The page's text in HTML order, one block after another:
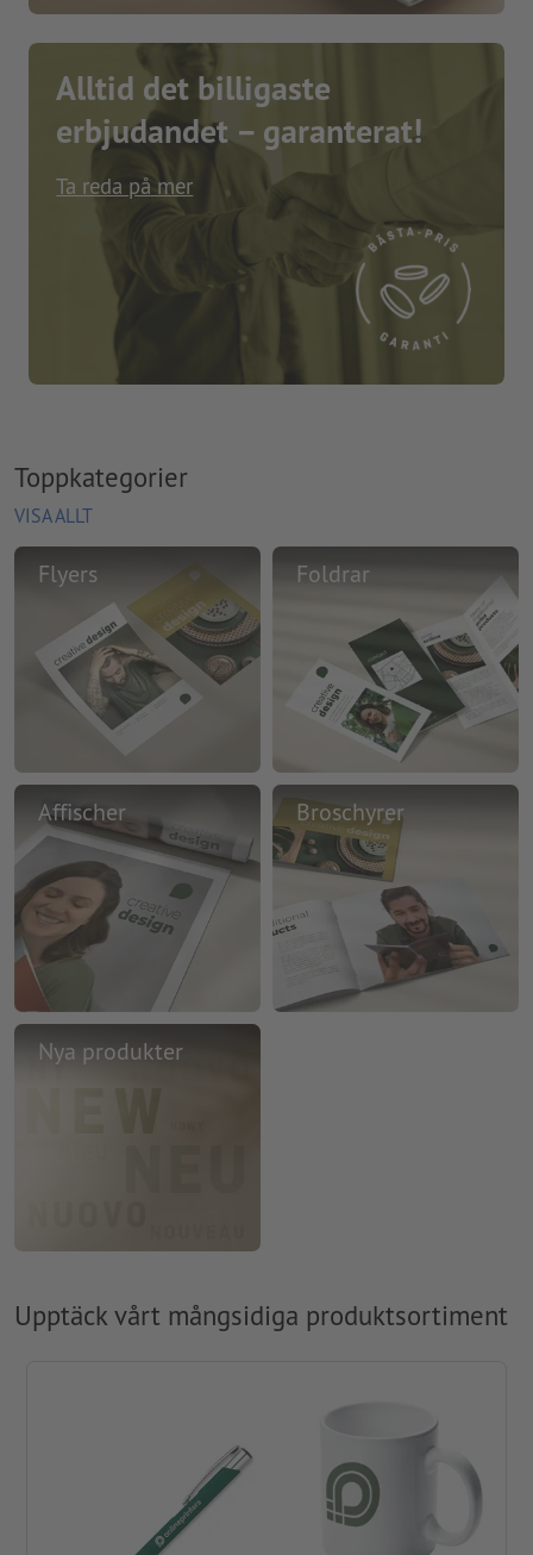
Alltid det billigaste
erbjudandet – garanterat!
Ta reda på mer
Toppkategorier
VISA ALLT
Flyers Foldrar
Affischer Broschyrer
Nya produkter
Upptäck vårt mångsidiga produktsortiment